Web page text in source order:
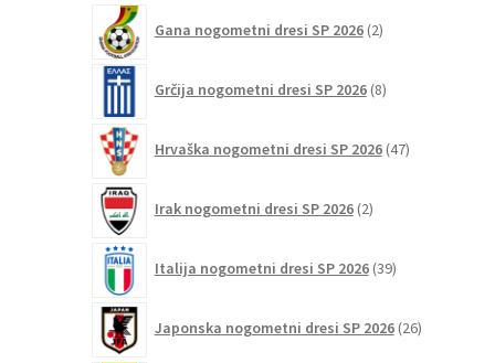
Gana nogometni dresi SP 2026 2izdelka
Grčija nogometni dresi SP 2026 8izdelkov
Hrvaška nogometni dresi SP 2026 47izdelkov
Irak nogometni dresi SP 2026 2izdelka
Italija nogometni dresi SP 2026 39izdelkov
Japonska nogometni dresi SP 2026 26izdelkov